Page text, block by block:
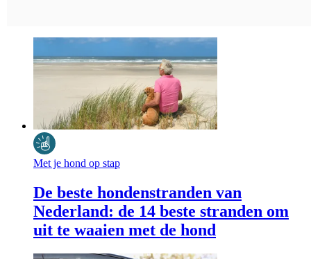
Met je hond op stap
De beste hondenstranden van
Nederland: de 14 beste stranden om
uit te waaien met de hond